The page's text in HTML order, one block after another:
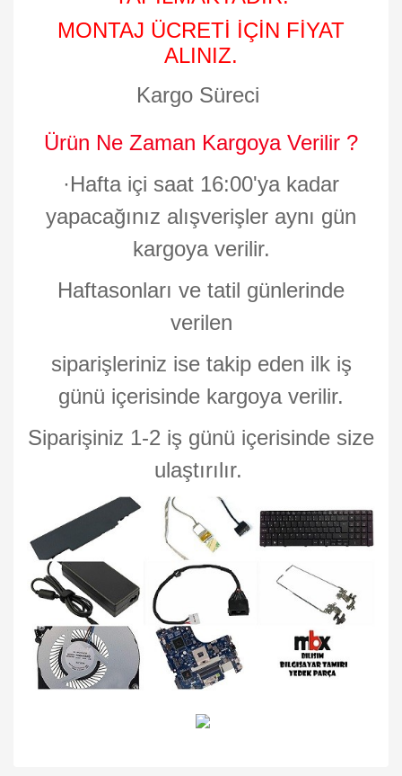
MONTAJ ÜCRETİ İÇİN FİYAT
ALINIZ.
Kargo Süreci
Ürün Ne Zaman Kargoya Verilir ?
·Hafta içi saat 16:00'ya kadar
yapacağınız alışverişler aynı gün
kargoya verilir.
Haftasonları ve tatil günlerinde
verilen
siparişleriniz ise takip eden ilk iş
günü içerisinde kargoya verilir.
Siparişiniz 1-2 iş günü içerisinde size
ulaştırılır.